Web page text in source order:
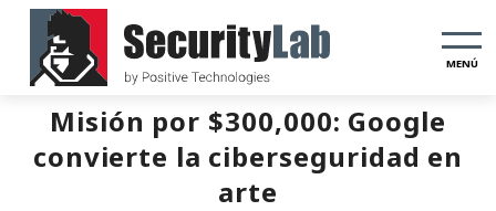
MENÚ
Misión por $300,000: Google
convierte la ciberseguridad en
arte